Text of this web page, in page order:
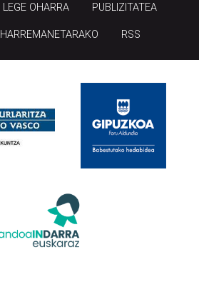
LEGE OHARRA PUBLIZITATEA
HARREMANETARAKO RSS